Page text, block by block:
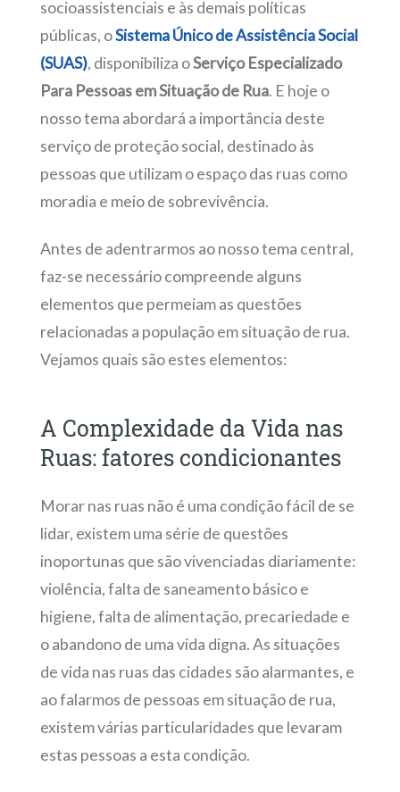
socioassistenciais e às demais políticas
públicas, oSistema Único de Assistência Social
(SUAS), disponibiliza oServiço Especializado
Para Pessoas em Situação de Rua. E hoje o
nosso tema abordará a importância deste
serviço de proteção social, destinado às
pessoas que utilizam o espaço das ruas como
moradia e meio de sobrevivência.
Antes de adentrarmos ao nosso tema central,
faz-se necessário compreende alguns
elementos que permeiam as questões
relacionadas a população em situação de rua.
Vejamos quais são estes elementos:
A Complexidade da Vida nas
Ruas: fatores condicionantes
Morar nas ruas não é uma condição fácil de se
lidar, existem uma série de questões
inoportunas que são vivenciadas diariamente:
violência, falta de saneamento básico e
higiene, falta de alimentação, precariedade e
o abandono de uma vida digna. As situações
de vida nas ruas das cidades são alarmantes, e
ao falarmos de pessoas em situação de rua,
existem várias particularidades que levaram
estas pessoas a esta condição.